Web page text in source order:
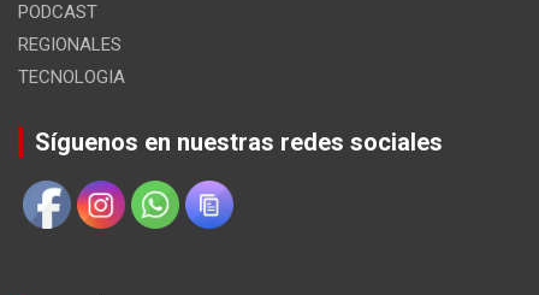
PODCAST
REGIONALES
TECNOLOGIA
Síguenos en nuestras redes sociales